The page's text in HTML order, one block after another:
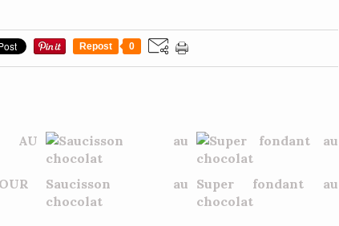
Repost 0
Saucisson au
chocolat
Super fondant au
chocolat